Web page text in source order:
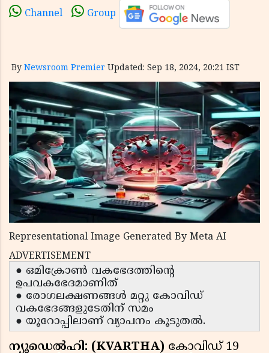
Channel Group
By Newsroom Premier Updated: Sep 18, 2024, 20:21 IST
Representational Image Generated By Meta AI
ADVERTISEMENT
● ഒമിക്രോണ്‍ വകഭേദത്തിന്റെ
ഉപവകഭേദമാണിത്
● രോഗലക്ഷണങ്ങള്‍ മറ്റു കോവിഡ്
വകഭേദങ്ങളുടേതിന് സമം
● യൂറോപ്പിലാണ് വ്യാപനം കൂടുതല്‍.
ന്യൂഡെല്‍ഹി: (KVARTHA) കോവിഡ് 19